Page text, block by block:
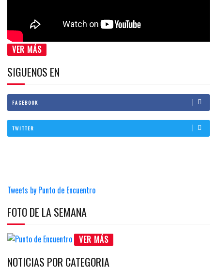
VER MÁS
SIGUENOS EN
FACEBOOK
TWITTER
Tweets by Punto de Encuentro
FOTO DE LA SEMANA
VER MÁS
NOTICIAS POR CATEGORIA